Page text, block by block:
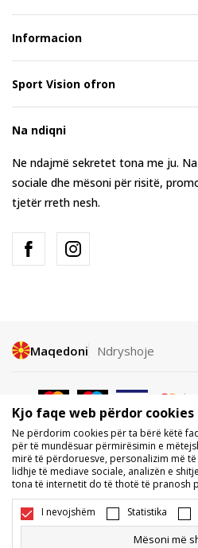
Informacion
Sport Vision ofron
Na ndiqni
Ne ndajmë sekretet tona me ju.
sociale dhe mësoni për risitë,
tjetër rreth nesh.
Maqedoni Ndryshoje
Nuk lejohet shkarkimi ose përdorimi i
të BDS.MK, pjesërisht ose tërësisht,
tregtare, përmbajtjes komerciale,
publikimi i tyre publikisht ose përdorimi
pëlqimin me shkrim të
Ne përpiqemi të jemi sa më të saktë
Kjo faqe web përdor cookies
Ne përdorim cookies për ta bërë këtë
për të mundësuar përmirësimin e
mirë të përdoruesve, personalizim më
lidhje të mediave sociale, analizën e
tona të internetit do të thotë të pranosh
I nevojshëm Statistika
Mësoni më